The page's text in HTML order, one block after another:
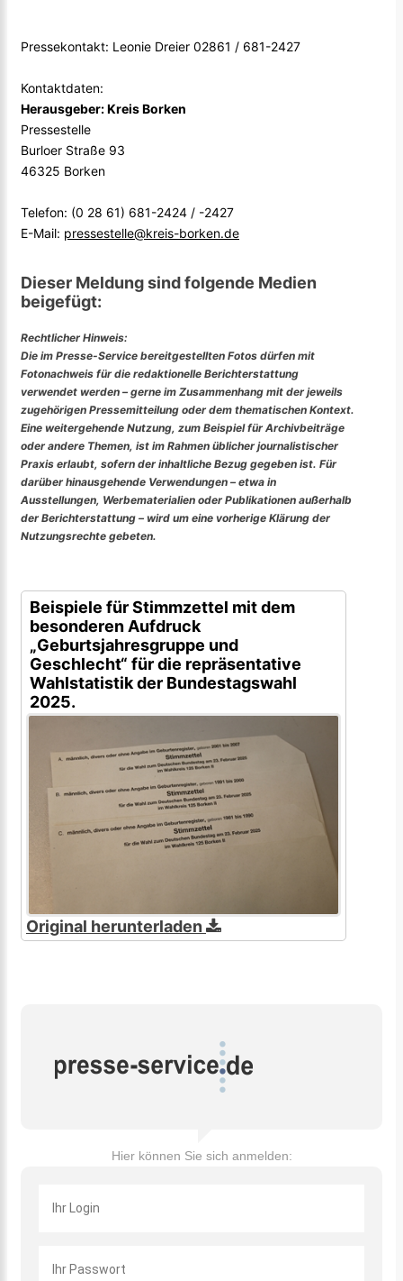
Pressekontakt: Leonie Dreier 02861 / 681-2427
Kontaktdaten:
Herausgeber: Kreis Borken
Pressestelle
Burloer Straße 93
46325 Borken
Telefon: (0 28 61) 681-2424 / -2427
E-Mail: pressestelle@kreis-borken.de
Dieser Meldung sind folgende Medien
beigefügt:
Rechtlicher Hinweis:
Die im Presse-Service bereitgestellten Fotos dürfen mit
Fotonachweis für die redaktionelle Berichterstattung
verwendet werden – gerne im Zusammenhang mit der jeweils
zugehörigen Pressemitteilung oder dem thematischen Kontext.
Eine weitergehende Nutzung, zum Beispiel für Archivbeiträge
oder andere Themen, ist im Rahmen üblicher journalistischer
Praxis erlaubt, sofern der inhaltliche Bezug gegeben ist. Für
darüber hinausgehende Verwendungen – etwa in
Ausstellungen, Werbematerialien oder Publikationen außerhalb
der Berichterstattung – wird um eine vorherige Klärung der
Nutzungsrechte gebeten.
Beispiele für Stimmzettel mit dem
besonderen Aufdruck
„Geburtsjahresgruppe und
Geschlecht“ für die repräsentative
Wahlstatistik der Bundestagswahl
2025.
Original herunterladen
Hier können Sie sich anmelden: